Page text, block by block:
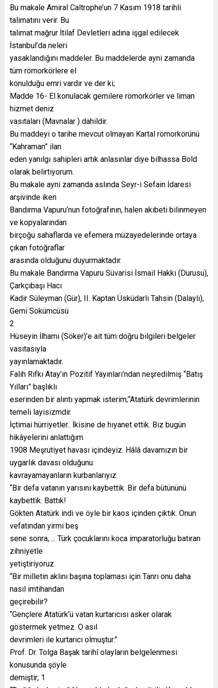
Bu makale Amiral Caltrophe’un 7 Kasım 1918 tarihli
talimatını verir. Bu
talimat mağrur İtilaf Devletleri adına işgal edilecek
İstanbul’da neleri
yasaklandığını maddeler. Bu maddelerde ayni zamanda
tüm römorkörlere el
konulduğu emri vardır ve der ki;
Madde 16- El konulacak gemilere römorkörler ve liman
hizmet deniz
vasıtaları (Mavnalar ) dahildir.
Bu maddeyi o tarihe mevcut olmayan Kartal römorkörünü
“Kahraman” ilan
eden yanılgı sahipleri artık anlasınlar diye bilhassa Bold
olarak belirtiyorum.
Bu makale ayni zamanda aslında Seyr-i Sefain İdaresi
arşivinde iken
Bandırma Vapuru’nun fotoğrafının, halen akıbeti bilinmeyen
ve kopyalarından
birçoğu sahaflarda ve efemera müzayedelerinde ortaya
çıkan fotoğraflar
arasında olduğunu duyurmaktadır.
Bu makale Bandırma Vapuru Süvarisi İsmail Hakkı (Durusu),
Çarkçıbaşı Hacı
Kadir Süleyman (Gür), II. Kaptan Üsküdarlı Tahsin (Dalaylı),
Gemi Sökümcüsü
2
Hüseyin İlhami (Söker)’e ait tüm doğru bilgileri belgeler
vasıtasıyla
yayınlamaktadır.
Falih Rıfkı Atay’ın Pozitif Yayınları’ndan neşredilmiş “Batış
Yılları” başlıklı
eserinden bir alıntı yapmak isterim;“Atatürk devrimlerinin
temeli layisizmdir.
İçtimai hürriyetler.. İkisine de hıyanet ettik. Biz bugün
hikâyelerini anlattığım
1908 Meşrutiyet havası içindeyiz. Hâlâ davamızın bir
uygarlık davası olduğunu
kavrayamayanların kurbanlarıyız.
“Bir defa vatanın yarısını kaybettik. Bir defa bütününü
kaybettik. Battık!
Gökten Atatürk indi ve öyle bir kaos içinden çıktık. Onun
vefatından yirmi beş
sene sonra,…. Türk çocuklarını koca imparatorluğu batıran
zihniyetle
yetiştiriyoruz.
“Bir milletin aklını başına toplaması için Tanrı onu daha
nasıl imtihandan
geçirebilir?
“Gençlere Atatürk’ü vatan kurtarıcısı asker olarak
göstermek yetmez. O asıl
devrimleri ile kurtarıcı olmuştur.”
Prof. Dr. Tolga Başak tarihî olayların belgelenmesi
konusunda şöyle
demiştir; 1